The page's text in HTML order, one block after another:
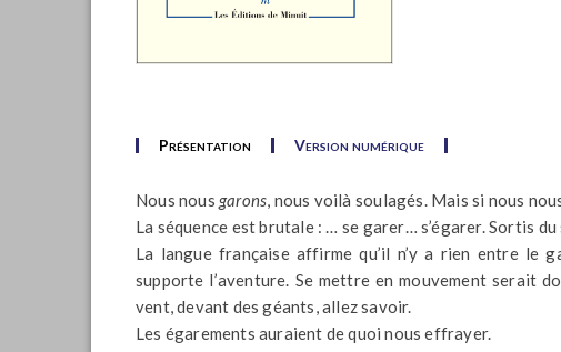
Présentation Version numérique
Nous nousgarons, nous voilà soulagés. Mais si nous
La séquence est brutale : … se garer… s’égarer. Sortis
La langue française affirme qu’il n’y a rien entre le
supporte l’aventure. Se mettre en mouvement serait
vent, devant des géants, allez savoir.
Les égarements auraient de quoi nous effrayer.